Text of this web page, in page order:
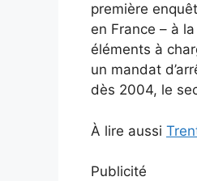
première
en France – à
éléments à
un mandat
dès 2004, le
À lire aussi
Publicité